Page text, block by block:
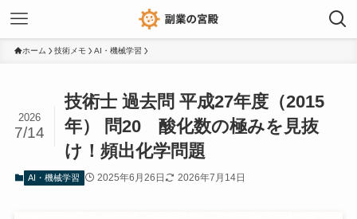
ホーム 技術メモ AI・機械学習
技術士 過去問 平成27年度（2015
年） 問20 酸化数の極みを見抜
け！頻出化学問題
2026
7/14
AI・機械学習 2025年6月26日 2026年7月14日